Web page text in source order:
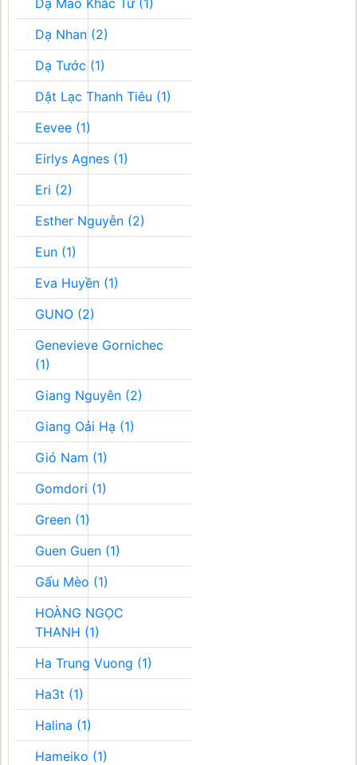
Dạ Mao Khắc Tử (1)
Dạ Nhan (2)
Dạ Tước (1)
Dật Lạc Thanh Tiêu (1)
Eevee (1)
Eirlys Agnes (1)
Eri (2)
Esther Nguyễn (2)
Eun (1)
Eva Huyền (1)
GUNO (2)
Genevieve Gornichec
(1)
Giang Nguyên (2)
Giang Oải Hạ (1)
Gió Nam (1)
Gomdori (1)
Green (1)
Guen Guen (1)
Gấu Mèo (1)
HOÀNG NGỌC
THANH (1)
Ha Trung Vuong (1)
Ha3t (1)
Halina (1)
Hameiko (1)